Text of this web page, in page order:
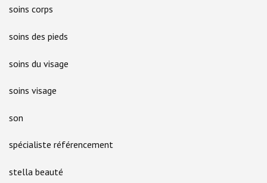
soins corps
soins des pieds
soins du visage
soins visage
son
spécialiste référencement
stella beauté